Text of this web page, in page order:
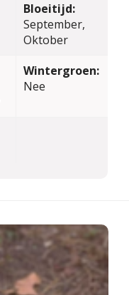
Bloeitijd:
September,
Oktober
Wintergroen:
Nee